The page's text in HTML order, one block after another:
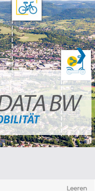
❯
Leeren